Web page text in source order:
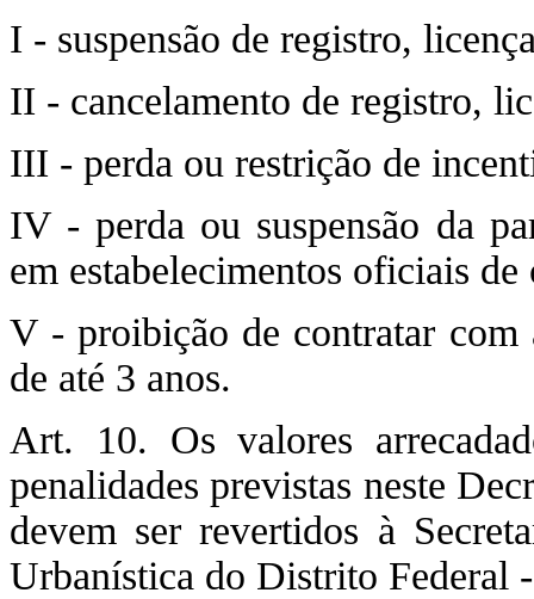
I - suspensão de registro,
II - cancelamento de registro,
III - perda ou restrição de
IV - perda ou suspensão da
em estabelecimentos oficiais de
V - proibição de contratar
de até 3 anos.
Art. 10. Os valores
penalidades previstas neste
devem ser revertidos à
Urbanística do Distrito